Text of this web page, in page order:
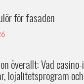
för fasaden
överallt: Vad
lojalitetsprogram